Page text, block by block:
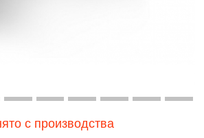
Змеи,
с производства